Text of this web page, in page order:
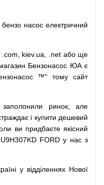
бензо насос електричний
.com kiev.ua .net або ще
Бензонасос ЮА є
™" тому
сайт
заполонили ринок,
але
і купити дешевий
ви придбаєте якісний
FORD у нас з
у відділеннях Нової